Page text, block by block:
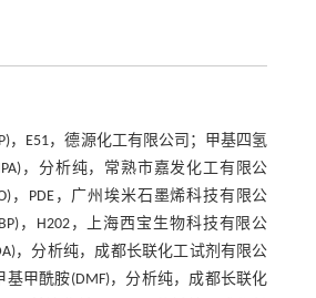
，E51，德源化工有限公司；甲基四氢
，分析纯，常熟市嘉发化工有限公
，PDE，广州埃米石墨烯科技有限公
，H202，上海西宝生物科技有限公
，分析纯，成都长联化工试剂有限公
基甲酰胺(DMF)，分析纯，成都长联化